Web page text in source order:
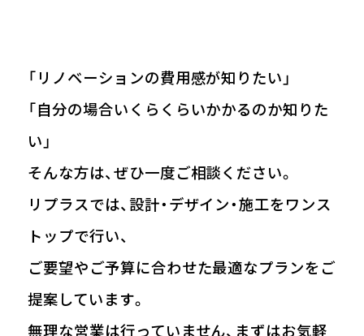
「リノベーションの費用感が知りたい」
「自分の場合いくらくらいかかるのか知りた
い」
そんな方は、ぜひ一度ご相談ください。
リプラスでは、設計・デザイン・施工をワンス
トップで行い、
ご要望やご予算に合わせた最適なプランをご
提案しています。
無理な営業は行っていません、まずはお気軽